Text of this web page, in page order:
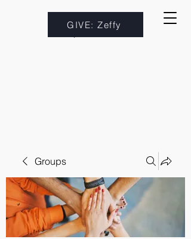
GIVE: Zeffy
Groups